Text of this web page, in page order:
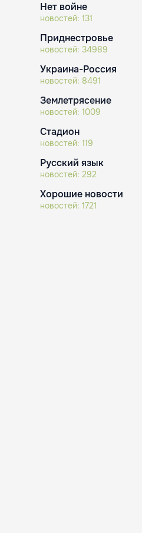
Нет войне
новостей: 131
Приднестровье
новостей: 34989
Украина-Россия
новостей: 8491
Землетрясение
новостей: 1009
Стадион
новостей: 119
Русский язык
новостей: 292
Хорошие новости
новостей: 1721